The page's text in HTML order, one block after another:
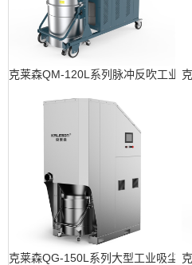
克莱森QM-120L系列脉冲反吹工业
克莱森QG-150L系列大型工业吸尘设